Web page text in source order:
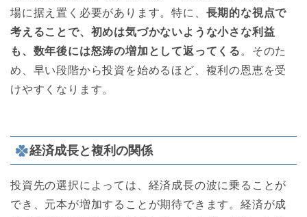
場に据え置く必要があります。特に、 長期的な視点で
考えることで、初めは気づかないような小さな利益
も、数年後には怒涛の増加として返ってくる 。そのた
め、早い段階から投資を始めるほど、複利の恩恵を受
けやすくなります。
経済成長と複利の関係
投資先の選択によっては、経済成長の波に乗ることが
でき、元本が増加することが期待できます。経済が成